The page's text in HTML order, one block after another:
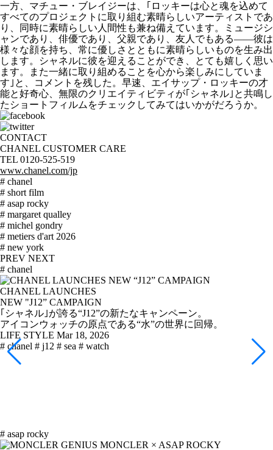
一方、マチュー・ブレイジーは、｢ロッキーは心と魂を込めて
すべてのプロジェクトに取り組む素晴らしいアーティストであ
り、同時に素晴らしい人間性も兼ね備えています。ミュージシ
ャンであり、俳優であり、父親であり、友人でもある——彼は
様々な顔を持ち、常に優しさとともに素晴らしいものを生み出
します。シャネルに彼を迎えることができ、とても嬉しく思い
ます。また一緒に取り組めることを心から楽しみにしていま
す｣と、コメントを残した。早速、エイサップ・ロッキーの才
能と好奇心、無限のクリエイティビティが｢シャネル｣と共鳴し
たショートフィルムをチェックしてみてはいかがだろうか。
CONTACT
CHANEL CUSTOMER CARE
TEL 0120-525-519
www.chanel.com/jp
# chanel
# short film
# asap rocky
# margaret qualley
# michel gondry
# metiers d'art 2026
# new york
PREV NEXT
# chanel
CHANEL LAUNCHES
NEW "J12” CAMPAIGN
｢シャネル｣が誇る“J12”の新たなキャンペーン。
アイコンウォッチの原点である“水”の世界に回帰。
LIFE STYLE Mar 18, 2026
# chanel # j12 # sea # watch
# asap rocky